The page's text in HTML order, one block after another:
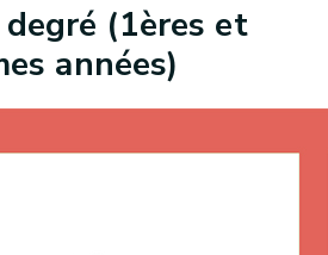
(1ères et
années)